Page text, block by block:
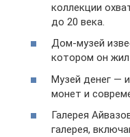
коллекции
до 20 века.
Дом-музей
котором он жил
Музей денег —
монет и
Галерея
галерея,